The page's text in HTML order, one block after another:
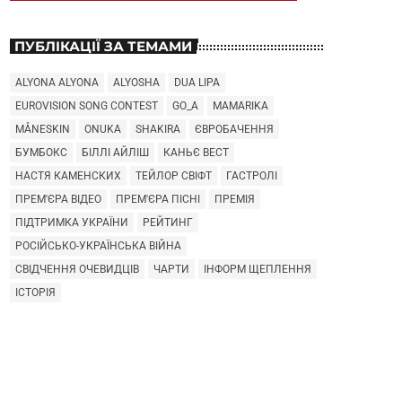
ПУБЛІКАЦІЇ ЗА ТЕМАМИ
ALYONA ALYONA ALYOSHA
DUA LIPA
EUROVISION SONG CONTEST
GO_A
MAMARIKA
MÅNESKIN
ONUKA SHAKIRA
ЄВРОБАЧЕННЯ
БУМБОКС
БІЛЛІ АЙЛІШ
КАНЬЄ ВЕСТ
НАСТЯ КАМЕНСКИХ
ТЕЙЛОР СВІФТ
ГАСТРОЛІ
ПРЕМ'ЄРА ВІДЕО
ПРЕМ'ЄРА ПІСНІ
ПРЕМІЯ
ПІДТРИМКА УКРАЇНИ
РЕЙТИНГ
РОСІЙСЬКО-УКРАЇНСЬКА ВІЙНА
СВІДЧЕННЯ ОЧЕВИДЦІВ
ЧАРТИ
ІНФОРМ ЩЕПЛЕННЯ
ІСТОРІЯ